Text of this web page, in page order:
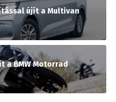
újít a Multivan
a BMW Motorrad